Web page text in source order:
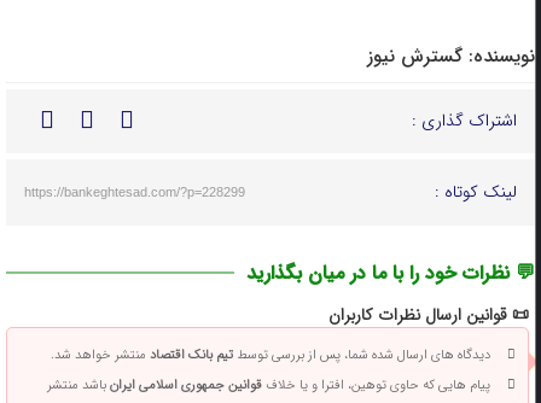
نویسنده: گسترش نیوز
اشتراک گذاری :
لینک کوتاه : https://bankeghtesad.com/?p=228299
💬 نظرات خود را با ما در میان بگذارید
📜 قوانین ارسال نظرات کاربران
دیدگاه های ارسال شده شما، پس از بررسی توسطتیم بانک اقتصادمنتشر خواهد شد.
پیام هایی که حاوی توهین، افترا و یا خلافقوانین جمهوری اسلامی ایرانباشد منتشر